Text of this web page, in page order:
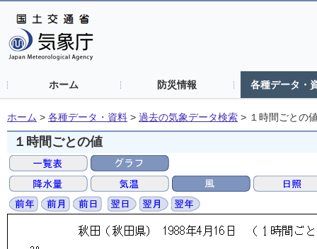
ホーム 防災情報 各種データ・
ホーム > 各種データ・資料 > 過去の気象データ検索 > １時間ごとの
１時間ごとの値